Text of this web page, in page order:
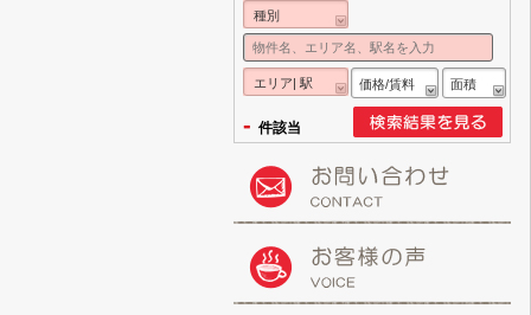
種別
エリア| 駅 価格/賃料 面積
- 件該当